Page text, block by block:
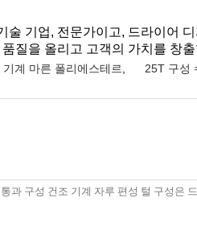
기업, 전문가이고, 드라이어
질을 올리고 고객의 가치를 창
계 마른 폴리에스테르 25T 구성